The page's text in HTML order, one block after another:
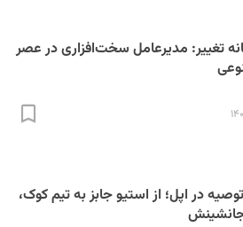
تغییر: مدیرعامل سخت‌افزاری در عصر
در اپل؛ از استیو جابز به تیم کوک،